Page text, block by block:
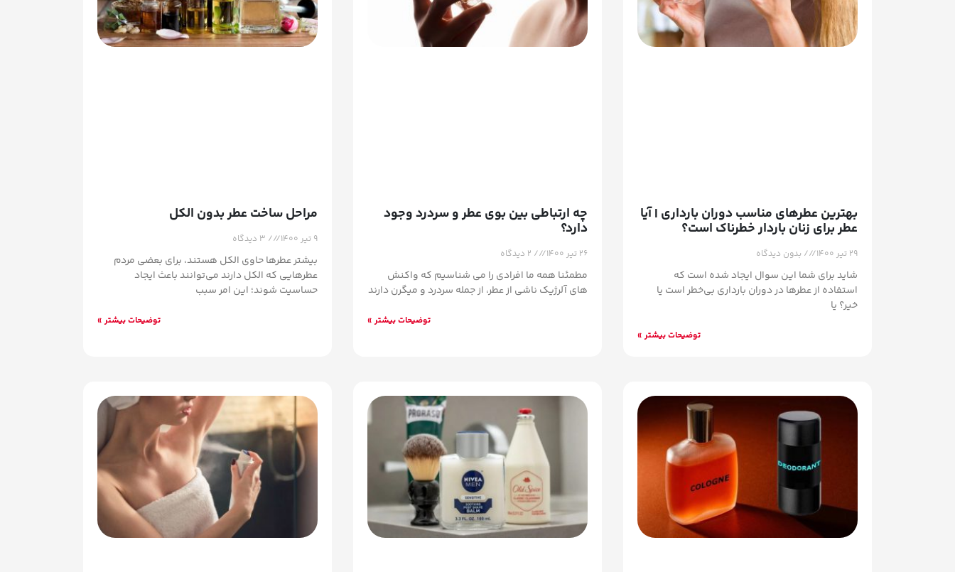
بهترین عطرهای مناسب دوران بارداری | آیا
عطر برای زنان باردار خطرناک است؟
۲۹ تیر ۱۴۰۰ بدون دیدگاه
شاید برای شما این سوال ایجاد شده است که
استفاده از عطرها در دوران بارداری بی‌خطر است یا
خیر؟ یا
توضیحات بیشتر »
چه ارتباطی بین بوی عطر و سردرد وجود
دارد؟
۲۶ تیر ۱۴۰۰
مطمئنا همه ما افرادی را می شناسیم که واکنش
های آلرژیک ناشی از عطر، از جمله سردرد و میگرن دارند
توضیحات بیشتر »
مراحل ساخت عطر بدون الکل
۹ تیر ۱۴۰۰
بیشتر عطرها حاوی الکل هستند، برای بعضی مردم
عطرهایی که الکل دارند می‌توانند باعث ایجاد
حساسیت شوند؛ این امر سبب
توضیحات بیشتر »